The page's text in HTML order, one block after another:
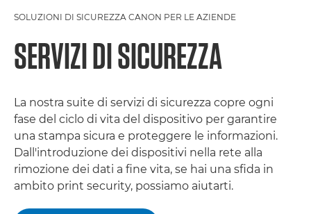
SOLUZIONI DI SICUREZZA CANON PER LE AZIENDE
SERVIZI DI SICUREZZA
La nostra suite di servizi di sicurezza copre ogni
fase del ciclo di vita del dispositivo per garantire
una stampa sicura e proteggere le informazioni.
Dall'introduzione dei dispositivi nella rete alla
rimozione dei dati a fine vita, se hai una sfida in
ambito print security, possiamo aiutarti.